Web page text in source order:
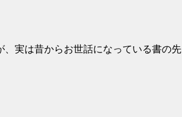
実は昔からお世話になっている書の先